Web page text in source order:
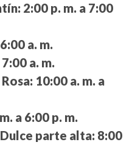
2:00 p. m. a 7:00
a. m.
a. m.
10:00 a. m. a
a 6:00 p. m.
parte alta: 8:00